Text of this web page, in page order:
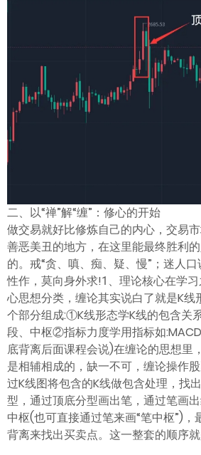
二、以“禅”解“缠”：修心的开始
做交易就好比修炼自己的内心，交易
善恶美丑的地方，在这里能最终胜利
的。戒“贪、嗔、痴、疑、慢”；迷人
性作，莫向身外求!1、理论核心在学
心思想分类，缠论其实说白了就是K
个部分组成:①K线形态学K线的包含关
段、中枢②指标力度学用指标如
底背离后面课程会说)在缠论的思想里
是相辅相成的，缺一不可，缠论操作
过K线图将包含的K线做包含处理，找
型，通过顶底分型画出笔，通过笔画
中枢(也可直接通过笔来画“笔中枢”)
背离来找出买卖点。这一整套的顺序就